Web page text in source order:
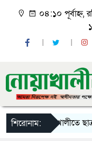
০৪:১০ পূর্বাহ্ন,
শিরোনাম:নোয়াখালীতে